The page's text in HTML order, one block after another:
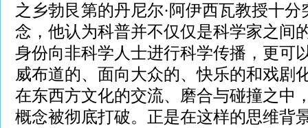
之乡勃艮第的丹尼尔·阿伊西瓦教授十分
念，他认为科普并不仅仅是科学家之间
身份向非科学人士进行科学传播，更可
威布道的、面向大众的、快乐的和戏剧
在东西方文化的交流、磨合与碰撞之中
概念被彻底打破。正是在这样的思维背